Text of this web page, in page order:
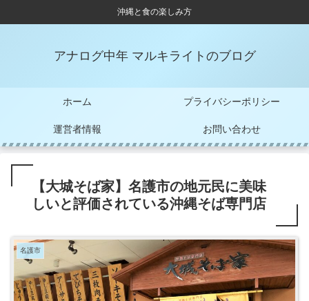
沖縄と食の楽しみ方
アナログ中年 マルキライトのブログ
ホーム プライバシーポリシー
運営者情報 お問い合わせ
【大城そば家】名護市の地元民に美味
しいと評価されている沖縄そば専門店
名護市